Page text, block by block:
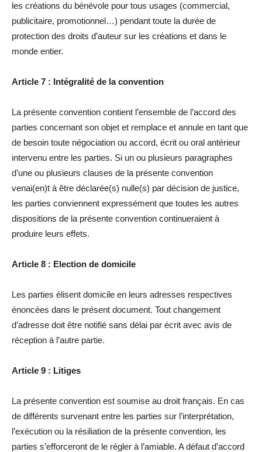
les créations du bénévole pour tous usages (commercial,
publicitaire, promotionnel…) pendant toute la durée de
protection des droits d’auteur sur les créations et dans le
monde entier.
Article 7 : Intégralité de la convention
La présente convention contient l’ensemble de l’accord des
parties concernant son objet et remplace et annule en tant que
de besoin toute négociation ou accord, écrit ou oral antérieur
intervenu entre les parties. Si un ou plusieurs paragraphes
d’une ou plusieurs clauses de la présente convention
venai(en)t à être déclarée(s) nulle(s) par décision de justice,
les parties conviennent expressément que toutes les autres
dispositions de la présente convention continueraient à
produire leurs effets.
Article 8 : Election de domicile
Les parties élisent domicile en leurs adresses respectives
énoncées dans le présent document. Tout changement
d’adresse doit être notifié sans délai par écrit avec avis de
réception à l’autre partie.
Article 9 : Litiges
La présente convention est soumise au droit français. En cas
de différents survenant entre les parties sur l’interprétation,
l’exécution ou la résiliation de la présente convention, les
parties s’efforceront de le régler à l’amiable. A défaut d’accord